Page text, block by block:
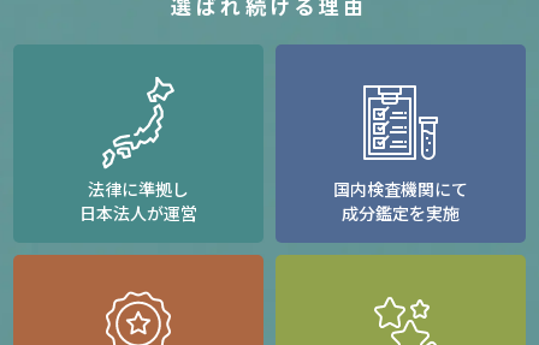
法律に準拠し
日本法人が運営
国内検査機関にて
成分鑑定を実施